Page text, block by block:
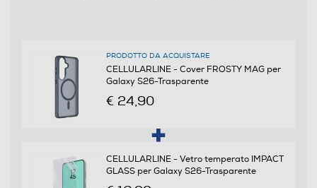
Clicca qui
PRODOTTO DA ACQUISTARE
CELLULARLINE - Cover FROSTY MAG per
Galaxy S26-Trasparente
€ 24,90
CELLULARLINE - Vetro temperato IMPACT
GLASS per Galaxy S26-Trasparente